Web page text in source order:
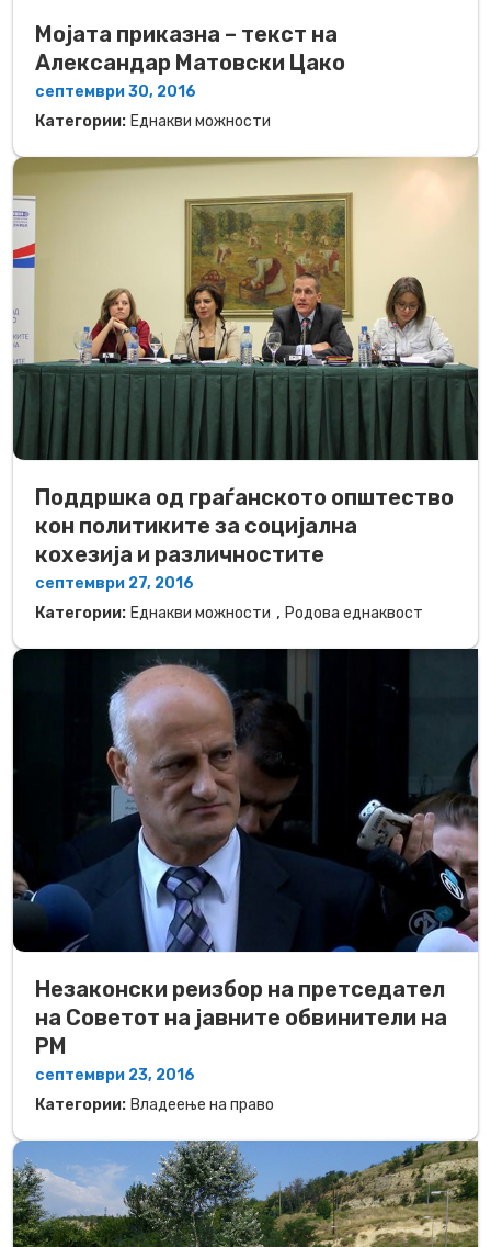
Мојата приказна – текст на
Александар Матовски Цако
септември 30, 2016
Категории: Еднакви можности
Поддршка од граѓанското општество
кон политиките за социјална
кохезија и различностите
септември 27, 2016
Категории: Еднакви можности , Родова еднаквост
Незаконски реизбор на претседател
на Советот на јавните обвинители на
РМ
септември 23, 2016
Категории: Владеење на право